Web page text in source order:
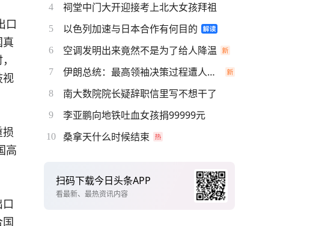
口
视
高
4 祠堂中门大开迎接考上北大女孩拜祖
5 以色列加速与日本合作有何目的
6 空调发明出来竟然不是为了给人降温
7 伊朗总统：最高领袖决策过程遭人利用
8 南大数院院长疑辞职信里写不想干了
9 李亚鹏向地铁吐血女孩捐99999元
10 桑拿天什么时候结束
扫码下载今日头条APP
看最新、最热资讯内容